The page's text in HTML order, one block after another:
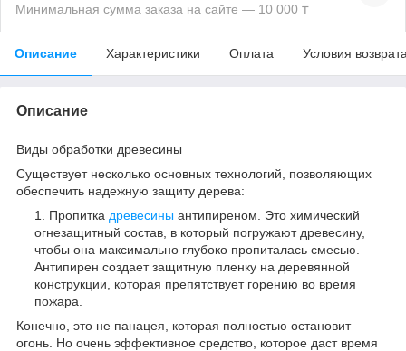
Минимальная сумма заказа на сайте — 10 000 ₸
Описание Характеристики Оплата Условия
Описание
Виды обработки древесины
Существует несколько основных технологий, позволяющих
обеспечить надежную защиту дерева:
Пропитка древесины антипиреном. Это химический
огнезащитный состав, в который погружают древесину,
чтобы она максимально глубоко пропиталась смесью.
Антипирен создает защитную пленку на деревянной
конструкции, которая препятствует горению во время
пожара.
Конечно, это не панацея, которая полностью остановит
огонь. Но очень эффективное средство, которое даст время